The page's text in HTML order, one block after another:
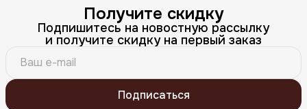
Получите скидку
Подпишитесь на новостную рассылку
и получите скидку на первый заказ
Подписаться